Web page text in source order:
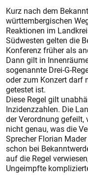
Kurz nach dem
württembergischen
Reaktionen im
Südwesten gelten die
Konferenz früher als
Dann gilt in
sogenannte Drei-G-
oder zum Konzert darf
getestet ist.
Diese Regel gilt
Inzidenzzahlen. Die
der Verordnung gefeilt,
nicht genau, was die
Sprecher Florian
schon bei
auf die Regel
Ungeimpfte